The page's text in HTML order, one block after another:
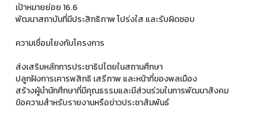
เป้าหมายย่อย 16.6
พัฒนาสถาบันที่มีประสิทธิภาพ โปร่งใส และรับผิดชอบ
ความเชื่อมโยงกับโครงการ
ส่งเสริมหลักการประชาธิปไตยในสถานศึกษา
ปลูกฝังการเคารพสิทธิ เสรีภาพ และหน้าที่ของพลเมือง
สร้างผู้นำนักศึกษาที่มีคุณธรรมและมีส่วนร่วมในการพัฒนาสังคม
ข้อความสำหรับรายงานหรือข่าวประชาสัมพันธ์